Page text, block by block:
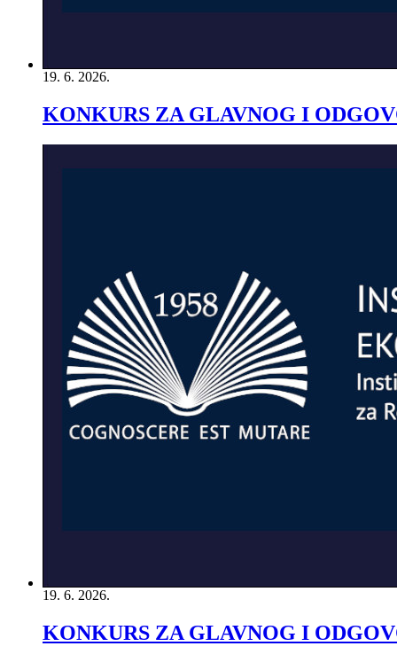
19. 6. 2026.
KONKURS ZA GLAVNOG I
19. 6. 2026.
KONKURS ZA GLAVNOG I